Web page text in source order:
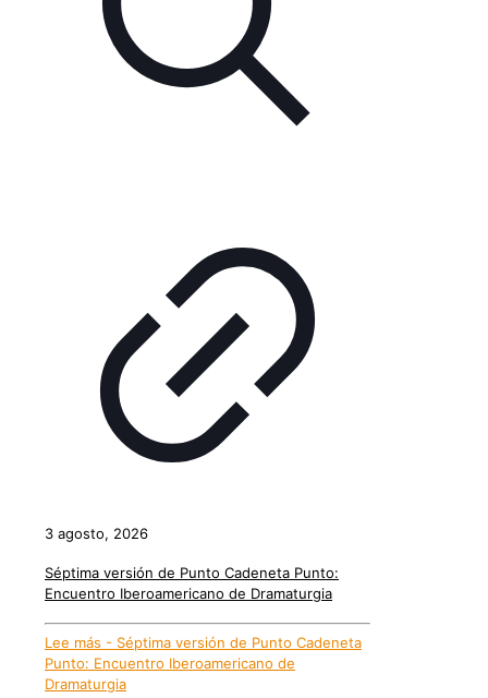
3 agosto, 2026
Séptima versión de Punto Cadeneta Punto:
Encuentro Iberoamericano de Dramaturgia
Lee más - Séptima versión de Punto Cadeneta
Punto: Encuentro Iberoamericano de
Dramaturgia